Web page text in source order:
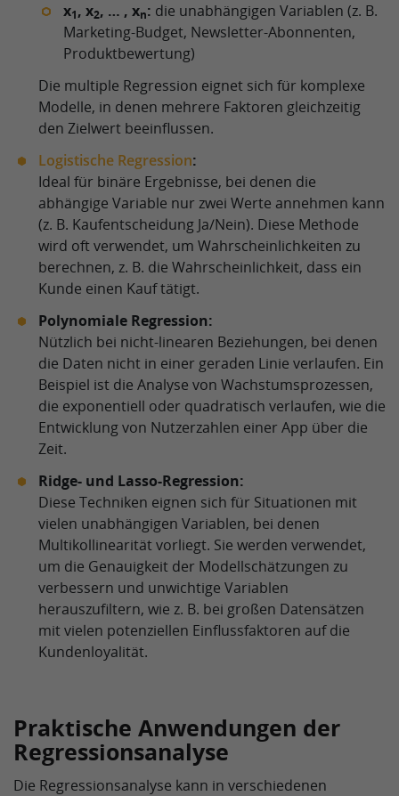
x1, x2, … , xn: die unabhängigen Variablen (z. B.
Marketing-Budget, Newsletter-Abonnenten,
Produktbewertung)
Die multiple Regression eignet sich für komplexe
Modelle, in denen mehrere Faktoren gleichzeitig
den Zielwert beeinflussen.
Logistische Regression:
Ideal für binäre Ergebnisse, bei denen die
abhängige Variable nur zwei Werte annehmen kann
(z. B. Kaufentscheidung Ja/Nein). Diese Methode
wird oft verwendet, um Wahrscheinlichkeiten zu
berechnen, z. B. die Wahrscheinlichkeit, dass ein
Kunde einen Kauf tätigt.
Polynomiale Regression:
Nützlich bei nicht-linearen Beziehungen, bei denen
die Daten nicht in einer geraden Linie verlaufen. Ein
Beispiel ist die Analyse von Wachstumsprozessen,
die exponentiell oder quadratisch verlaufen, wie die
Entwicklung von Nutzerzahlen einer App über die
Zeit.
Ridge- und Lasso-Regression:
Diese Techniken eignen sich für Situationen mit
vielen unabhängigen Variablen, bei denen
Multikollinearität vorliegt. Sie werden verwendet,
um die Genauigkeit der Modellschätzungen zu
verbessern und unwichtige Variablen
herauszufiltern, wie z. B. bei großen Datensätzen
mit vielen potenziellen Einflussfaktoren auf die
Kundenloyalität.
Praktische Anwendungen der
Regressionsanalyse
Die Regressionsanalyse kann in verschiedenen